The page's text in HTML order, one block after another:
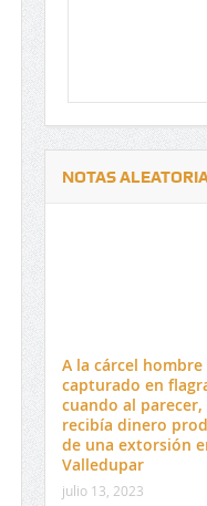
NOTAS
A la cárcel hombre
capturado en
cuando al parecer,
recibía dinero
de una extorsión
Valledupar
julio 13, 2023
El 17 de enero vence
venta de pines para
preuniversitario de la